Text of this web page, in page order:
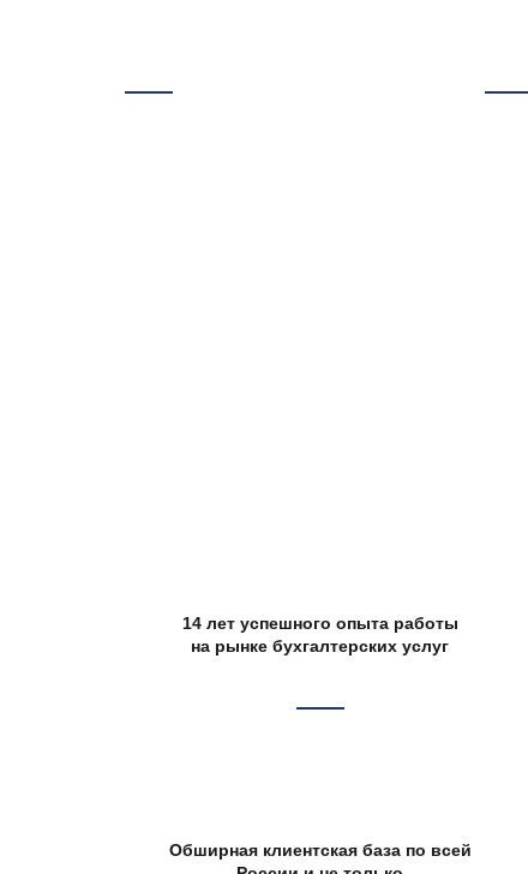
14 лет успешного опыта работы
на рынке бухгалтерских услуг
Обширная клиентская база по всей